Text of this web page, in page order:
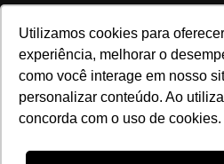
Utilizamos cookies para
experiência, melhorar o
como você interage em nosso
personalizar conteúdo. Ao
concorda com o uso de cookies.
©2025 ELÉVON - MARKETING